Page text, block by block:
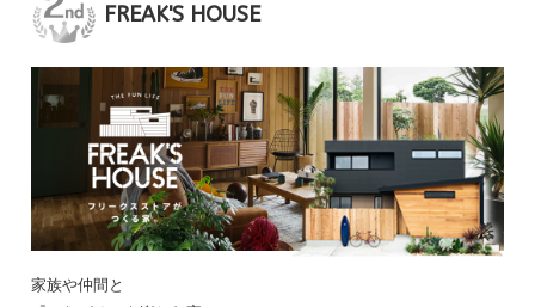
FREAK'S HOUSE
家族や仲間と